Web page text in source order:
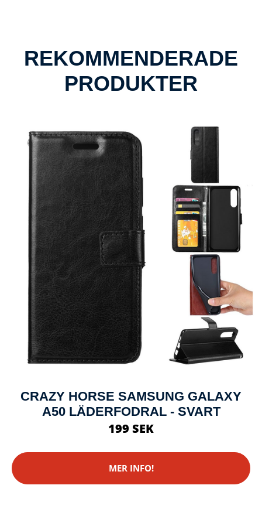
REKOMMENDERADE
PRODUKTER
CRAZY HORSE SAMSUNG GALAXY
A50 LÄDERFODRAL - SVART
199 SEK
MER INFO!